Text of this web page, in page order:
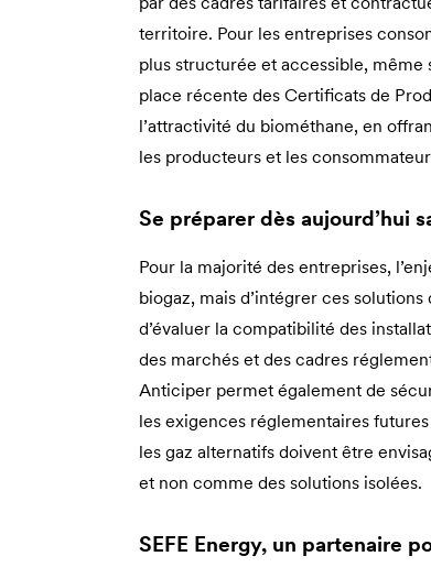
territoire. Pour les entreprises
plus structurée et accessible,
place récente des Certificats de
l’attractivité du biométhane, en
les producteurs et les
Se préparer dès aujourd’hui
Pour la majorité des entreprises,
biogaz, mais d’intégrer ces
d’évaluer la compatibilité des
des marchés et des cadres
Anticiper permet également de
les exigences réglementaires
les gaz alternatifs doivent être
et non comme des solutions isolées.
SEFE Energy, un partenaire